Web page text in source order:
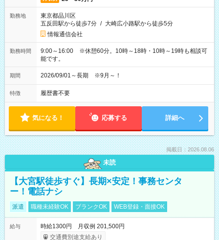
勤務地
東京都品川区
五反田駅から徒歩7分 / 大崎広小路駅から徒歩5分
情報通信会社
勤務時間
9:00～16:00 ※休憩60分。10時～18時・10時～19時も相談可
能です。
期間 2026/09/01～長期 ※9月～！
特徴 履歴書不要
気になる！ 応募する 詳細へ
掲載日：2026.08.06
未読
【大宮駅徒歩すぐ】長期×安定！事務センタ
ー！電話ナシ
派遣 職種未経験OK ブランクOK WEB登録・面接OK
給与
時給1300円 月収例 201,500円
交通費別途支給あり